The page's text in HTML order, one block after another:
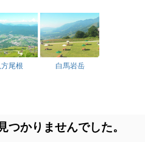
方尾根 白馬岩岳